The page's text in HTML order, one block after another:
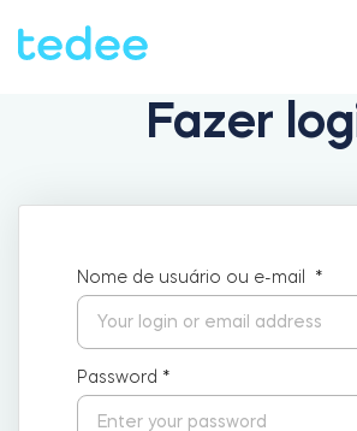
COMO FUNCIONA?
Aluguel
Fechaduras
Tedee GO2
SUPORTE
Fazer
Nome de usuário ou e-mail *
Password *